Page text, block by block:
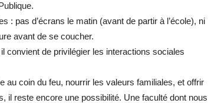
: pas d’écrans le matin (avant de partir à l’école), ni
avant de se coucher.
convient de privilégier les interactions sociales
au coin du feu, nourrir les valeurs familiales, et offrir
il reste encore une possibilité. Une faculté dont nous